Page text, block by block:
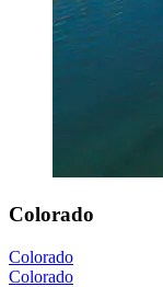
Colorado
Colorado
Colorado